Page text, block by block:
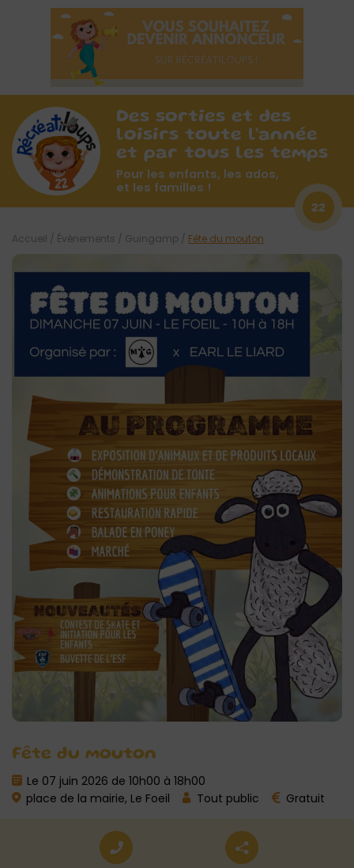
Des sorties et des
loisirs toute l'année
et par tous les temps
Pour les enfants, les ados,
et les familles !
22
Fête du mouton
Le 07 juin 2026 de 10h00 à 18h00
place de la mairie, Le Foeil
Tout public Gratuit
Accueil / Évènements / Guingamp / Fête du mouton